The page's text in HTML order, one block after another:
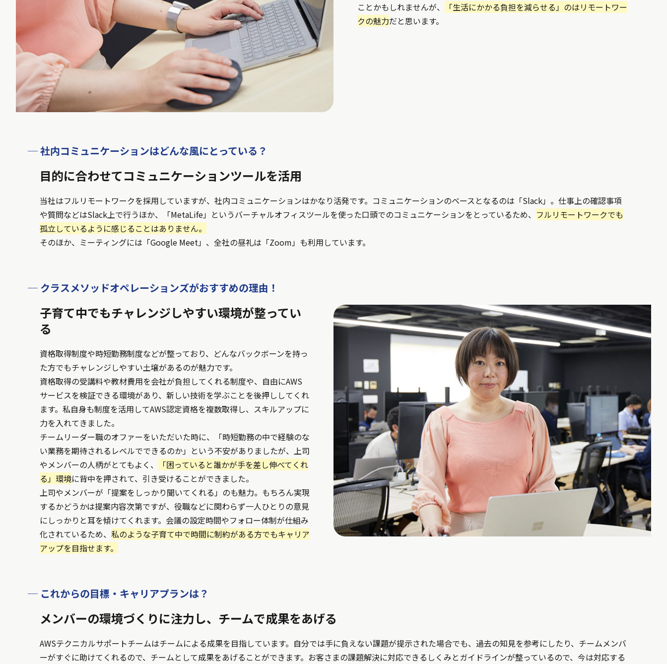
ことかもしれませんが、
「生活にかかる負担を減らせる」のはリモートワー
クの魅力だと思います。
─ 社内コミュニケーションはどんな風にとっている？
目的に合わせてコミュニケーションツールを活用
当社はフルリモートワークを採用していますが、社内コミュニケーションはかなり活発です。コミュニケーションのベースとなるのは「Slack」。仕事上の確認事項
や質問などはSlack上で行うほか、「MetaLife」というバーチャルオフィスツールを使った口頭でのコミュニケーションをとっているため、 フルリモートワークでも
孤立しているように感じることはありません。
そのほか、ミーティングには「Google Meet」、全社の昼礼は「Zoom」も利用しています。
─ クラスメソッドオペレーションズがおすすめの理由！
子育て中でもチャレンジしやすい環境が整ってい
る
資格取得制度や時短勤務制度などが整っており、どんなバックボーンを持っ
た方でもチャレンジしやすい土壌があるのが魅力です。
資格取得の受講料や教材費用を会社が負担してくれる制度や、自由にAWS
サービスを検証できる環境があり、新しい技術を学ぶことを後押ししてくれ
ます。私自身も制度を活用してAWS認定資格を複数取得し、スキルアップに
力を入れてきました。
チームリーダー職のオファーをいただいた時に、「時短勤務の中で経験のな
い業務を期待されるレベルでできるのか」という不安がありましたが、上司
やメンバーの人柄がとてもよく、
「困っていると誰かが手を差し伸べてくれ
る」環境に背中を押されて、引き受けることができました。
上司やメンバーが「提案をしっかり聞いてくれる」のも魅力。もちろん実現
するかどうかは提案内容次第ですが、役職などに関わらず一人ひとりの意見
にしっかりと耳を傾けてくれます。会議の設定時間やフォロー体制が仕組み
化されているため、 私のような子育て中で時間に制約がある方でもキャリア
アップを目指せます。
─ これからの目標・キャリアプランは？
メンバーの環境づくりに注力し、チームで成果をあげる
AWSテクニカルサポートチームはチームによる成果を目指しています。自分では手に負えない課題が提示された場合でも、過去の知見を参考にしたり、チームメンバ
ーがすぐに助けてくれるので、チームとして成果をあげることができます。お客さまの課題解決に対応できるしくみとガイドラインが整っているので、今は対応する